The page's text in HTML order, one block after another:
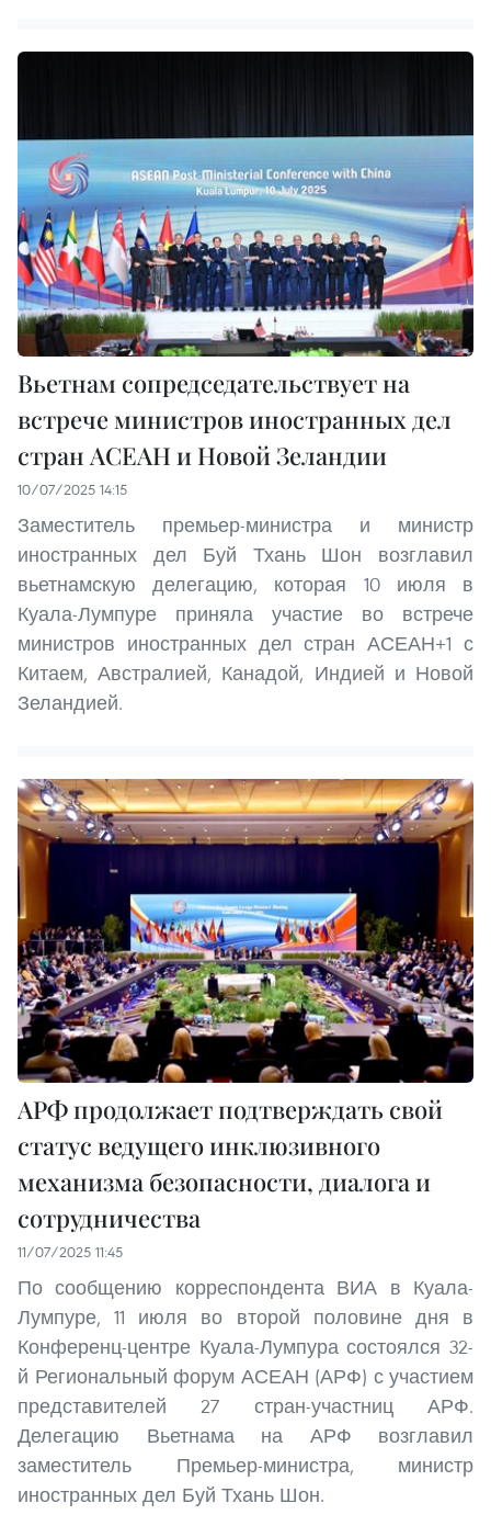
Вьетнам сопредседательствует на
встрече министров иностранных дел
стран АСЕАН и Новой Зеландии
10/07/2025 14:15
Заместитель премьер-министра и министр
иностранных дел Буй Тхань Шон возглавил
вьетнамскую делегацию, которая 10 июля в
Куала-Лумпуре приняла участие во встрече
министров иностранных дел стран АСЕАН+1 с
Китаем, Австралией, Канадой, Индией и Новой
Зеландией.
АРФ продолжает подтверждать свой
статус ведущего инклюзивного
механизма безопасности, диалога и
сотрудничества
11/07/2025 11:45
По сообщению корреспондента ВИА в Куала-
Лумпуре, 11 июля во второй половине дня в
Конференц-центре Куала-Лумпура состоялся 32-
й Региональный форум АСЕАН (АРФ) с участием
представителей 27 стран-участниц АРФ.
Делегацию Вьетнама на АРФ возглавил
заместитель Премьер-министра, министр
иностранных дел Буй Тхань Шон.